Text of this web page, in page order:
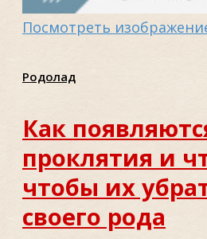
Посмотреть
Родолад
Как
проклятия и
чтобы их
своего рода